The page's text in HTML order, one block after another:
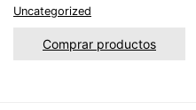
e
5
Uncategorized
Comprar productos